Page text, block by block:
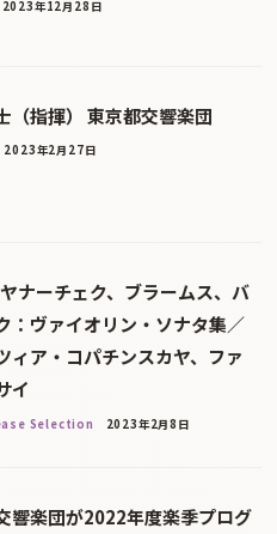
2023年12月28日
（指揮） 東京都交響楽団
2023年2月27日
ヤナーチェク、ブラームス、バ
：ヴァイオリン・ソナタ集／
ィア・コパチンスカヤ、ファ
イ
Selection 2023年2月8日
響楽団が2022年度楽季プログ